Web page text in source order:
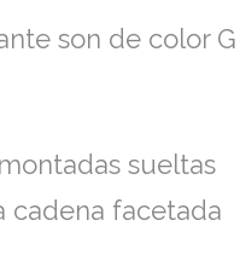
son de color G
sueltas
cadena facetada